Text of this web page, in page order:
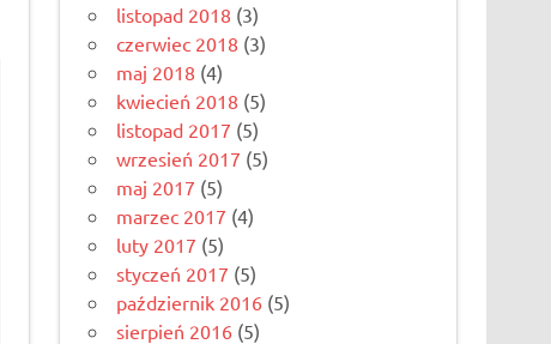
listopad 2018 (3)
czerwiec 2018 (3)
maj 2018 (4)
kwiecień 2018 (5)
listopad 2017 (5)
wrzesień 2017 (5)
maj 2017 (5)
marzec 2017 (4)
luty 2017 (5)
styczeń 2017 (5)
październik 2016 (5)
sierpień 2016 (5)